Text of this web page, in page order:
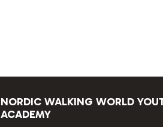
NORDIC WALKING WORLD
ACADEMY